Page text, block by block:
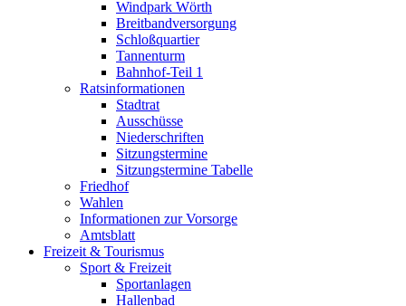
Windpark Wörth
Breitbandversorgung
Schloßquartier
Tannenturm
Bahnhof-Teil 1
Ratsinformationen
Stadtrat
Ausschüsse
Niederschriften
Sitzungstermine
Sitzungstermine Tabelle
Friedhof
Wahlen
Informationen zur Vorsorge
Amtsblatt
Freizeit & Tourismus
Sport & Freizeit
Sportanlagen
Hallenbad